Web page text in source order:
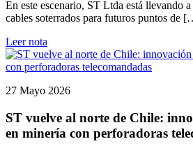
En este escenario, ST Ltda está llevando
cables soterrados para futuros puntos de
Leer nota
27 Mayo 2026
ST vuelve al norte de Chile:
en minería con perforadoras